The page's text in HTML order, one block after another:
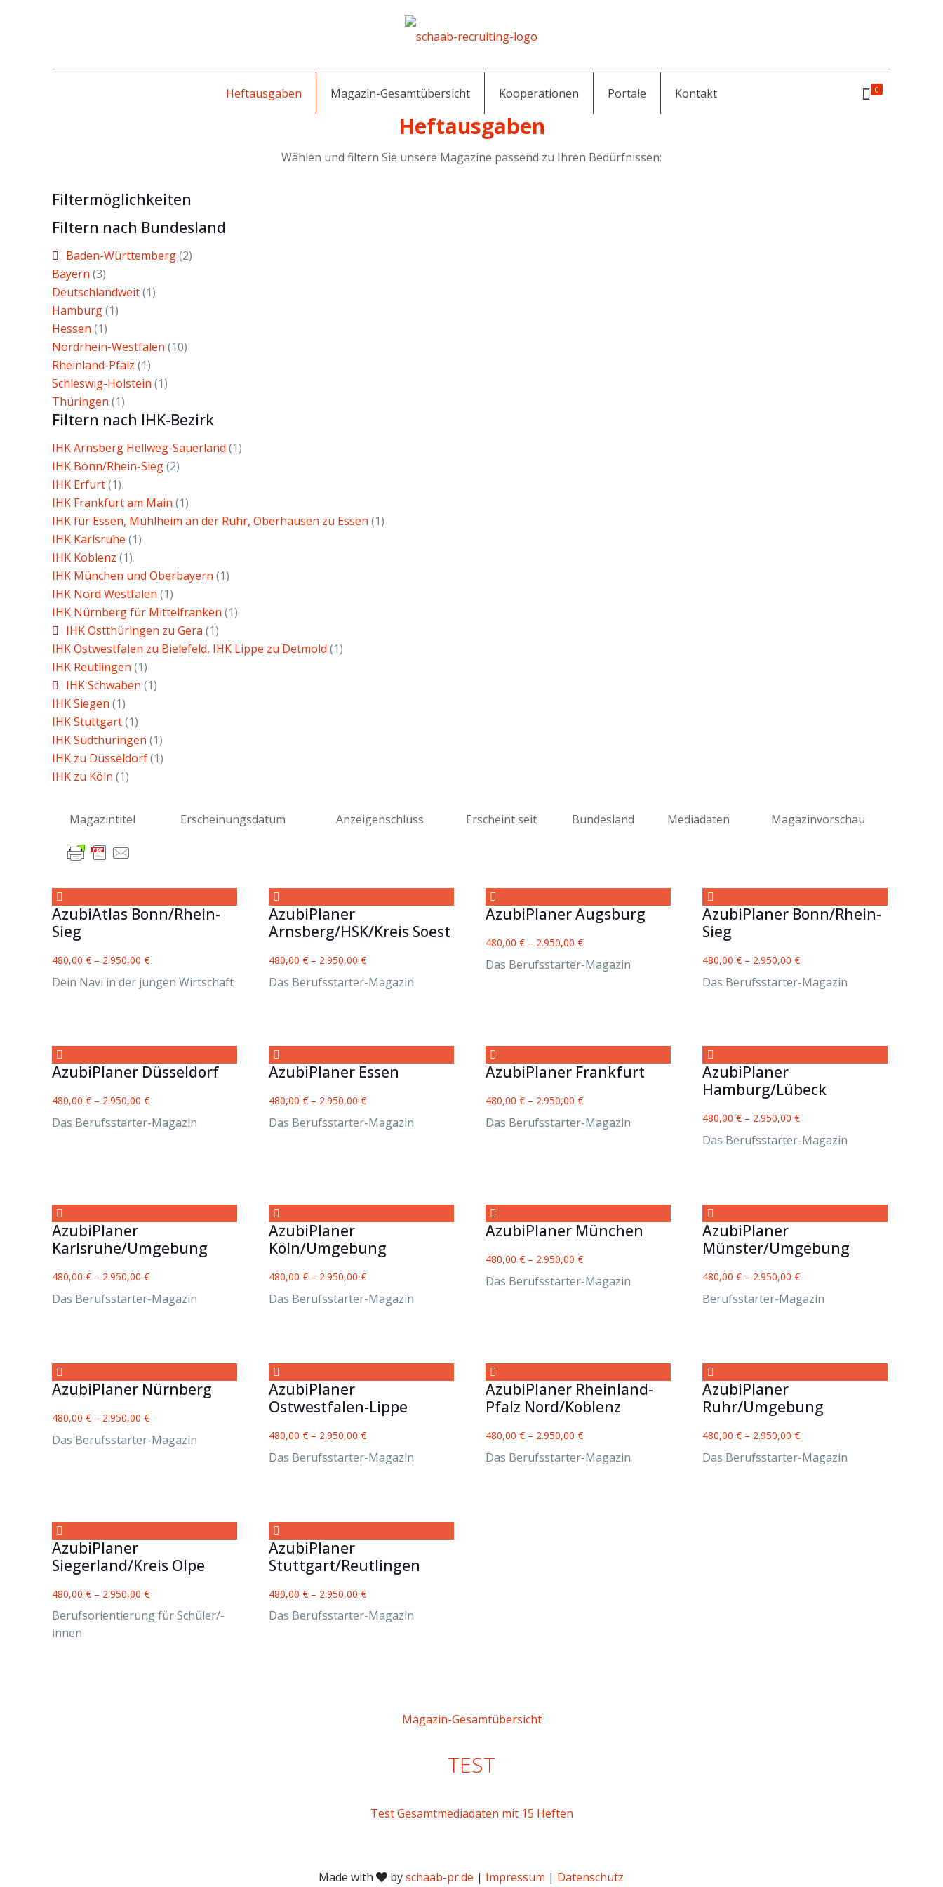
Heftausgaben Magazin-Gesamtübersicht Kooperationen Portale Kontakt 0
Heftausgaben
Wählen und filtern Sie unsere Magazine passend zu Ihren Bedürfnissen:
Filtermöglichkeiten
Filtern nach Bundesland
Baden-Württemberg(2)
Bayern (3)
Deutschlandweit(1)
Hamburg(1)
Hessen (1)
Nordrhein-Westfalen (10)
Rheinland-Pfalz (1)
Schleswig-Holstein (1)
Thüringen (1)
Filtern nach IHK-Bezirk
IHK Arnsberg Hellweg-Sauerland (1)
IHK Bonn/Rhein-Sieg(2)
IHK Erfurt(1)
IHK Frankfurt am Main (1)
IHK für Essen, Mühlheim an der Ruhr, Oberhausen zu Essen (1)
IHK Karlsruhe (1)
IHK Koblenz (1)
IHK München und Oberbayern (1)
IHK Nord Westfalen (1)
IHK Nürnberg für Mittelfranken (1)
IHK Ostthüringen zu Gera (1)
IHK Ostwestfalen zu Bielefeld, IHK Lippe zu Detmold (1)
IHK Reutlingen (1)
IHK Schwaben (1)
IHK Siegen (1)
IHK Stuttgart(1)
IHK Südthüringen (1)
IHK zu Düsseldorf(1)
IHK zu Köln (1)
Magazintitel Erscheinungsdatum Anzeigenschluss Erscheint seit Bundesland Mediadaten Magazinvorschau
AzubiAtlas Bonn/Rhein-
Sieg
480,00€ – 2.950,00€
Dein Navi in der jungen Wirtschaft
AzubiPlaner
Arnsberg/HSK/Kreis Soest
480,00€ – 2.950,00€
Das Berufsstarter-Magazin
AzubiPlaner Augsburg
480,00€ – 2.950,00€
Das Berufsstarter-Magazin
AzubiPlaner Bonn/Rhein-
Sieg
480,00€ – 2.950,00€
Das Berufsstarter-Magazin
AzubiPlaner Düsseldorf
480,00€ – 2.950,00€
Das Berufsstarter-Magazin
AzubiPlaner Essen
480,00€ – 2.950,00€
Das Berufsstarter-Magazin
AzubiPlaner Frankfurt
480,00€ – 2.950,00€
Das Berufsstarter-Magazin
AzubiPlaner
Hamburg/Lübeck
480,00€ – 2.950,00€
Das Berufsstarter-Magazin
AzubiPlaner
Karlsruhe/Umgebung
480,00€ – 2.950,00€
Das Berufsstarter-Magazin
AzubiPlaner
Köln/Umgebung
480,00€ – 2.950,00€
Das Berufsstarter-Magazin
AzubiPlaner München
480,00€ – 2.950,00€
Das Berufsstarter-Magazin
AzubiPlaner
Münster/Umgebung
480,00€ – 2.950,00€
Berufsstarter-Magazin
AzubiPlaner Nürnberg
480,00€ – 2.950,00€
Das Berufsstarter-Magazin
AzubiPlaner
Ostwestfalen-Lippe
480,00€ – 2.950,00€
Das Berufsstarter-Magazin
AzubiPlaner Rheinland-
Pfalz Nord/Koblenz
480,00€ – 2.950,00€
Das Berufsstarter-Magazin
AzubiPlaner
Ruhr/Umgebung
480,00€ – 2.950,00€
Das Berufsstarter-Magazin
AzubiPlaner
Siegerland/Kreis Olpe
480,00€ – 2.950,00€
Berufsorientierung für Schüler/-
innen
AzubiPlaner
Stuttgart/Reutlingen
480,00€ – 2.950,00€
Das Berufsstarter-Magazin
Magazin-Gesamtübersicht
TEST
Test Gesamtmediadaten mit 15 Heften
Made with byschaab-pr.de | Impressum | Datenschutz